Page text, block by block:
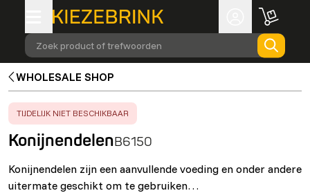
Zoek product of trefwoorden
WHOLESALE SHOP
ERROR :
TIJDELIJK NIET BESCHIKBAAR
KonijnendelenB6150
Konijnendelen zijn een aanvullende voeding en onder andere
uitermate geschikt om te gebruiken…